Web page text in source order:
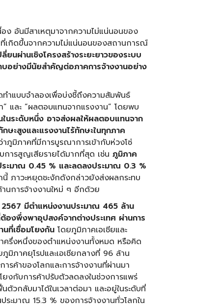
ง อันมีสาเหตุมาจากความไม่แน่นอนของ
เกิดขึ้นจากความไม่แน่นอนของสถานการณ์
ลี่ยนผ่านเชิงโครงสร้างระยะยาวของระบบ
บอย่างมีนัยสำคัญต่อภาคการจ้างงานอย่าง
ทำแบบจำลองเพื่อบ่งชี้ถึงความสัมพันธ์
และ “ผลตอบแทนจากแรงงาน” โดยพบ
นระดับหนึ่ง อาจส่งผลให้ผลตอบแทนจาก
ษะสูงและแรงงานไร้ทักษะในทุกภาค
มิภาคที่มีการบูรณาการเข้ากับห่วงโซ่
การสูญเสียรายได้มากที่สุด เช่น ภูมิภาค
ะมาณ 0.45 % และลดลงประมาณ 0.3 %
นี้ ภาวะหยุดชะงักดังกล่าวยังส่งผลกระทบ
นการจ้างงานใหม่ ๆ อีกด้วย
2567 มีตำแหน่งงานประมาณ 465 ล้าน
องพึ่งพาอุปสงค์จากต่างประเทศ ผ่านการ
ที่เชื่อมโยงกัน โดยภูมิภาคเอเชียและ
ครึ่งหนึ่งของตำแหน่งงานทั้งหมด หรือคิด
ภาคยุโรปและเอเชียกลางที่ 96 ล้าน
รค้าของโลกและการจ้างงานที่ผ่านมา
ยงกับการค้าปรับตัวลดลงในช่วงการแพร่
ตัวกลับมาได้ในเวลาต่อมา และอยู่ในระดับที่
ะมาณ 15.3 % ของการจ้างงานทั่วโลกใน